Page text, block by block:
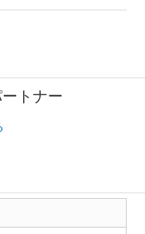
トナー